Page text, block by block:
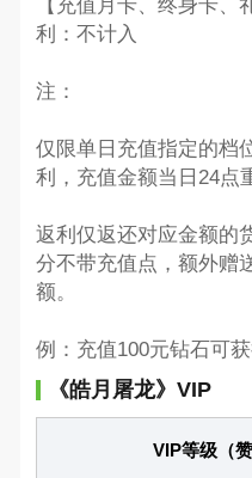
【充值月卡、终身卡、
利：不计入
注：
仅限单日充值指定的档
利，充值金额当日24点
返利仅返还对应金额的
分不带充值点，额外赠
额。
例：充值100元钻石可
《皓月屠龙》VIP
VIP等级（赞